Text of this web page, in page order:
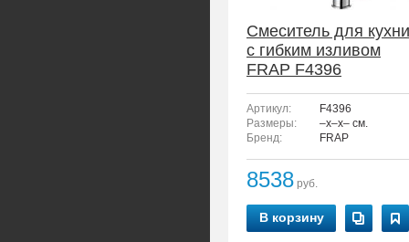
Смеситель для кухни
с гибким изливом
FRAP F4396
Артикул:
F4396
Размеры:
–x–x– см.
Бренд:
FRAP
8538 руб.
В корзину